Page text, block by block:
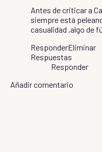
Antes de criticar a
siempre está
casualidad ,algo de
ResponderEliminar
Respuestas
Responder
Añadir comentario